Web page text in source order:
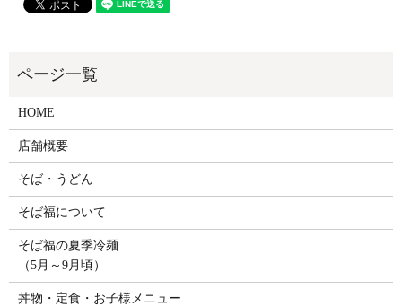
HOME
店舗概要
そば・うどん
そば福について
そば福の夏季冷麺
（5月～9月頃）
丼物・定食・お子様メニュー